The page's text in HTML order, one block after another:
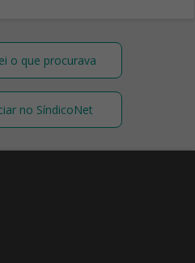
o que procurava
no SíndicoNet